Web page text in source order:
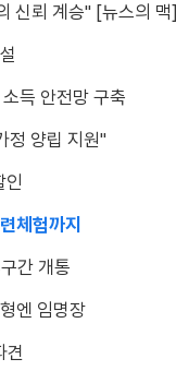
신뢰 계승" [뉴스의 맥]
소득 안전망 구축
정 양립 지원"
인
체험까지
간 개통
엔 임명장
견